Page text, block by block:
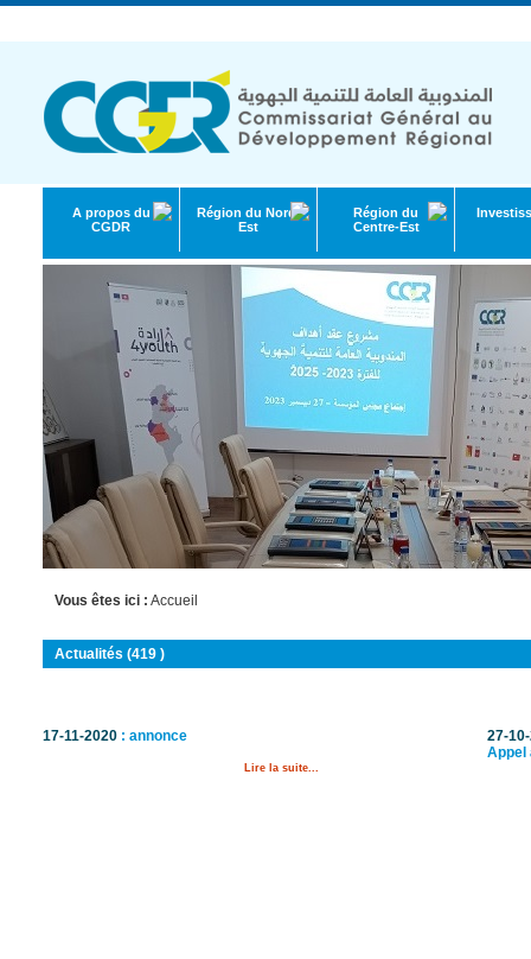
A propos du
CGDR
Région du Nord-
Est
Région du
Centre-Est
Vous êtes ici : Accueil
Actualités (419 )
17-11-2020 : annonce
Lire la suite...
27-
Appel